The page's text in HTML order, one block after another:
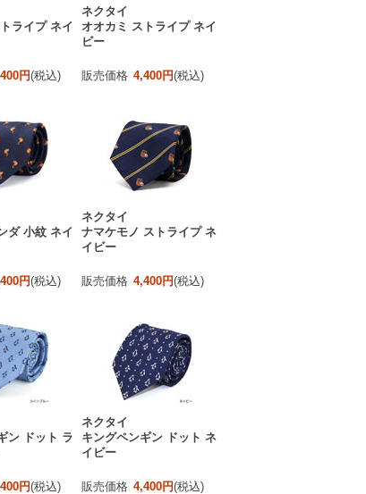
ライプ ネイ
円(税込)
ネクタイ
オオカミ ストライプ ネイ
ビー
販売価格 4,400円(税込)
ダ 小紋 ネイ
円(税込)
ネクタイ
ナマケモノ ストライプ ネ
イビー
販売価格 4,400円(税込)
ン ドット ラ
円(税込)
ネクタイ
キングペンギン ドット ネ
イビー
販売価格 4,400円(税込)